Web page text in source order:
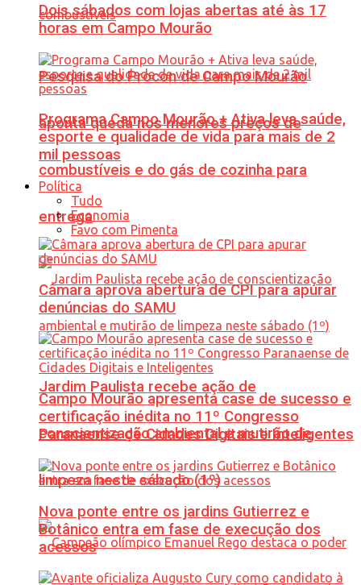
Pesquisa do Procon de Campo Mourão
aponta queda nos menores preços de
combustíveis e do gás de cozinha para
entrega
Jardim Paulista recebe ação de
conscientização ambiental e mutirão de
limpeza neste sábado (1º)
Dois sábados com lojas abertas até às 17
horas em Campo Mourão
Programa Campo Mourão + Ativa leva saúde,
esporte e qualidade de vida para mais de 2
mil pessoas
Política
Tudo
Economia
Favo com Pimenta
Câmara aprova abertura de CPI para apurar
denúncias do SAMU
Campo Mourão apresenta case de sucesso e
certificação inédita no 11º Congresso
Paranaense de Cidades Digitais e Inteligentes
Nova ponte entre os jardins Gutierrez e
Botânico entra em fase de execução dos
acessos